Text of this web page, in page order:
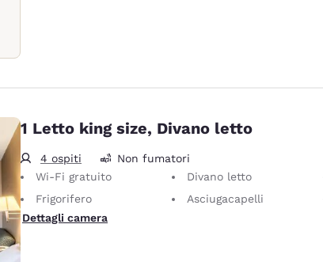
1 Letto king size, Divano letto
4 ospiti
Non fumatori
Wi-Fi gratuito
Divano letto
Frigorifero
Asciugacapelli
Dettagli camera